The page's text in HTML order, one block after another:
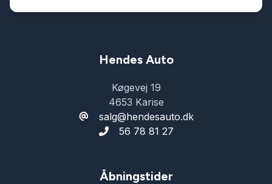
Hendes Auto
Køgevej 19
4653 Karise
salg@hendesauto.dk
56 78 81 27
Åbningstider